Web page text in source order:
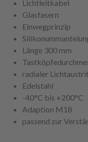
Lichtleitkabel
Glasfasern
Einwegprinzip
Länge 300 mm
radialer
Edelstahl
-40°C bis +200°C
Adaption M18
passend zur